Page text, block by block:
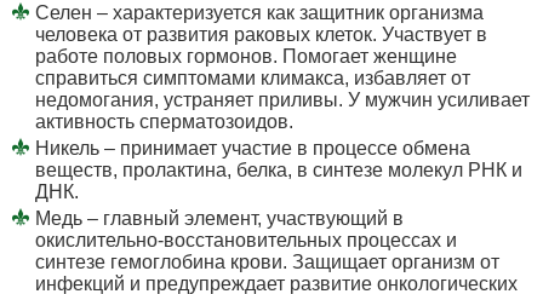
Селен – характеризуется как защитник организма
человека от развития раковых клеток. Участвует в
работе половых гормонов. Помогает женщине
справиться симптомами климакса, избавляет от
недомогания, устраняет приливы. У мужчин усиливает
активность сперматозоидов.
Никель – принимает участие в процессе обмена
веществ, пролактина, белка, в синтезе молекул РНК и
ДНК.
Медь – главный элемент, участвующий в
окислительно-восстановительных процессах и
синтезе гемоглобина крови. Защищает организм от
инфекций и предупреждает развитие онкологических